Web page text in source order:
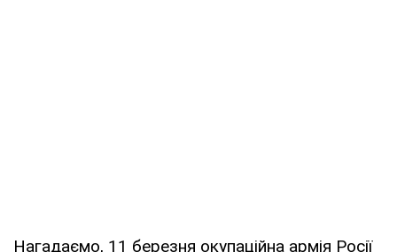
Нагадаємо, 11 березня окупаційна армія Росії